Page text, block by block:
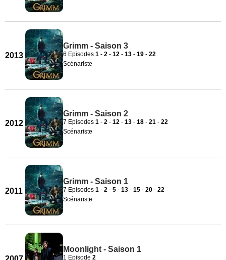
2013
Grimm - Saison 3
6 Episodes 1 - 2 - 12 - 13 - 19 - 22
Scénariste
2012
Grimm - Saison 2
7 Episodes 1 - 2 - 12 - 13 - 18 - 21 - 22
Scénariste
2011
Grimm - Saison 1
7 Episodes 1 - 2 - 5 - 13 - 15 - 20 - 22
Scénariste
Moonlight - Saison 1
1 Episode 2